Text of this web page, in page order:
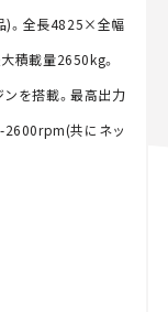
)。全長4825×全幅
積載量2650kg。
を搭載。最高出力
2600rpm(共にネッ